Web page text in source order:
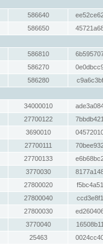
586640
586650
586810
586270
586280
34000010
27700122
3690010
27700111
27700133
3770030
27800020
27800040
27800030
3770040
25463